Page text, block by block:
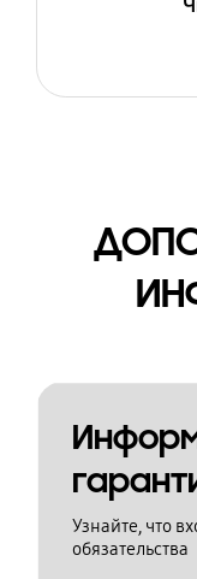
Узнайте, что
обязательства